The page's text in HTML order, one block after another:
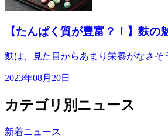
【たんぱく質が豊富？！】麩の
麩は、見た目からあまり栄養がなさ
2023年08月20日
カテゴリ別ニュース
新着ニュース